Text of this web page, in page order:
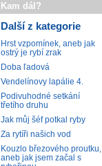
Kam dál?
Další z kategorie
Hrst vzpomínek, aneb jak
ostrý je rybí zrak
Doba ľadová
Vendelínovy lapálie 4.
Podivuhodné setkání
třetího druhu
Jak můj šéf potkal ryby
Za rytíři našich vod
Kouzlo březového proutku,
aneb jak jsem začal s